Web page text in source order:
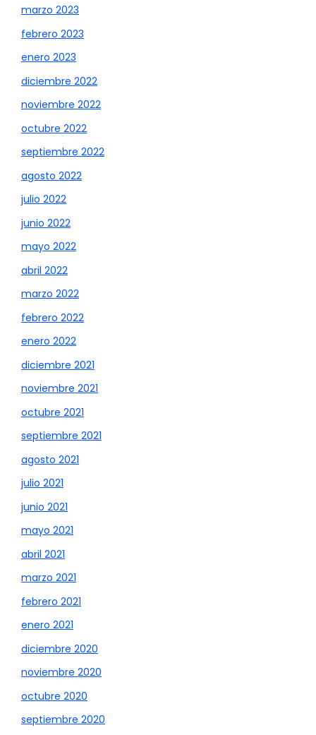
marzo 2023
febrero 2023
enero 2023
diciembre 2022
noviembre 2022
octubre 2022
septiembre 2022
agosto 2022
julio 2022
junio 2022
mayo 2022
abril 2022
marzo 2022
febrero 2022
enero 2022
diciembre 2021
noviembre 2021
octubre 2021
septiembre 2021
agosto 2021
julio 2021
junio 2021
mayo 2021
abril 2021
marzo 2021
febrero 2021
enero 2021
diciembre 2020
noviembre 2020
octubre 2020
septiembre 2020